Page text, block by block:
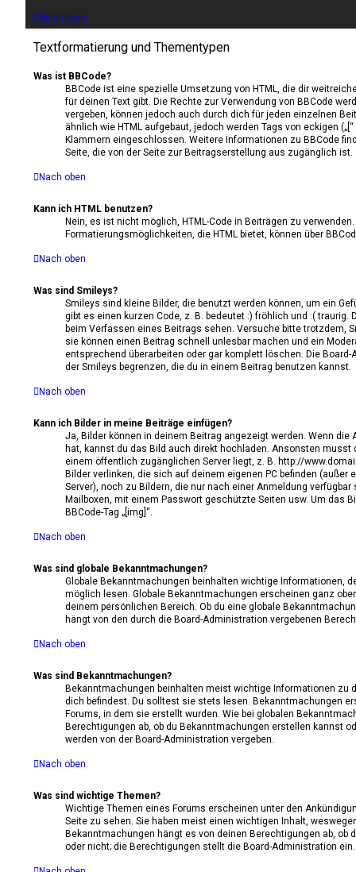
Nach oben
Textformatierung und Thementypen
Was ist BBCode?
BBCode ist eine spezielle Umsetzung von HTML, die dir
für deinen Text gibt. Die Rechte zur Verwendung von BBCode
vergeben, können jedoch auch durch dich für jeden einzelnen
ähnlich wie HTML aufgebaut, jedoch werden Tags von eckigen („[“
Klammern eingeschlossen. Weitere Informationen zu BBCode
Seite, die von der Seite zur Beitragserstellung aus zugänglich ist.
Nach oben
Kann ich HTML benutzen?
Nein, es ist nicht möglich, HTML-Code in Beiträgen zu
Formatierungsmöglichkeiten, die HTML bietet, können über
Nach oben
Was sind Smileys?
Smileys sind kleine Bilder, die benutzt werden können, um ein
gibt es einen kurzen Code, z. B. bedeutet :) fröhlich und :( traurig.
beim Verfassen eines Beitrags sehen. Versuche bitte trotzdem,
sie können einen Beitrag schnell unlesbar machen und ein
entsprechend überarbeiten oder gar komplett löschen. Die
der Smileys begrenzen, die du in einem Beitrag benutzen kannst.
Nach oben
Kann ich Bilder in meine Beiträge einfügen?
Ja, Bilder können in deinem Beitrag angezeigt werden. Wenn
hat, kannst du das Bild auch direkt hochladen. Ansonsten musst
einem öffentlich zugänglichen Server liegt, z. B. http://
Bilder verlinken, die sich auf deinem eigenen PC befinden
Server), noch zu Bildern, die nur nach einer Anmeldung verfügbar
Mailboxen, mit einem Passwort geschützte Seiten usw. Um das
BBCode-Tag „[img]“.
Nach oben
Was sind globale Bekanntmachungen?
Globale Bekanntmachungen beinhalten wichtige Informationen,
möglich lesen. Globale Bekanntmachungen erscheinen ganz
deinem persönlichen Bereich. Ob du eine globale
hängt von den durch die Board-Administration vergebenen
Nach oben
Was sind Bekanntmachungen?
Bekanntmachungen beinhalten meist wichtige Informationen zu
dich befindest. Du solltest sie stets lesen. Bekanntmachungen
Forums, in dem sie erstellt wurden. Wie bei globalen
Berechtigungen ab, ob du Bekanntmachungen erstellen kannst
werden von der Board-Administration vergeben.
Nach oben
Was sind wichtige Themen?
Wichtige Themen eines Forums erscheinen unter den
Seite zu sehen. Sie haben meist einen wichtigen Inhalt,
Bekanntmachungen hängt es von deinen Berechtigungen ab, ob
oder nicht; die Berechtigungen stellt die Board-Administration ein.